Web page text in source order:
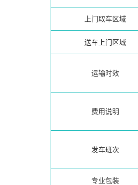
上门取车区域
送车上门区域
运输时效
费用说明
发车班次
专业包装